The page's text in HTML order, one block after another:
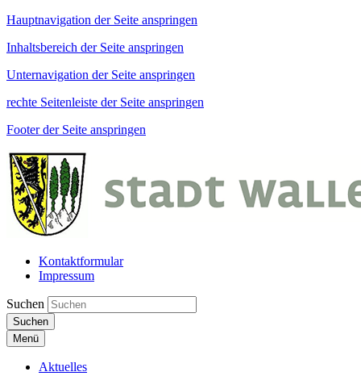
Hauptnavigation der Seite anspringen
Inhaltsbereich der Seite anspringen
Unternavigation der Seite anspringen
rechte Seitenleiste der Seite anspringen
Footer der Seite anspringen
Kontaktformular
Impressum
Suchen
Suchen
Menü
Aktuelles